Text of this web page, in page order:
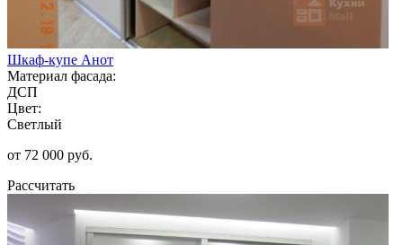
Шкаф-купе Анот
Материал фасада:
ДСП
Цвет:
Светлый
от 72 000 руб.
Рассчитать